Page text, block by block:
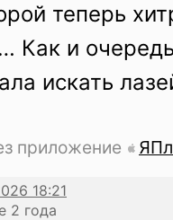
теперь
Как и
искать
приложение
2 года